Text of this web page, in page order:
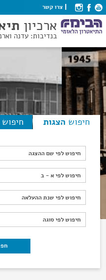
צרו קשר
ארכיון
בנדיבות: עדנה
חיפוש הצגות חיפוש
חיפוש לפי שם ההצגה
חיפוש לפי א - ב
חיפוש לפי א - ב
חיפוש לפי שנת ההעלאה
חיפוש לפי שנת ההעלאה
חיפוש לפי סוגה
חיפוש לפי סוגה